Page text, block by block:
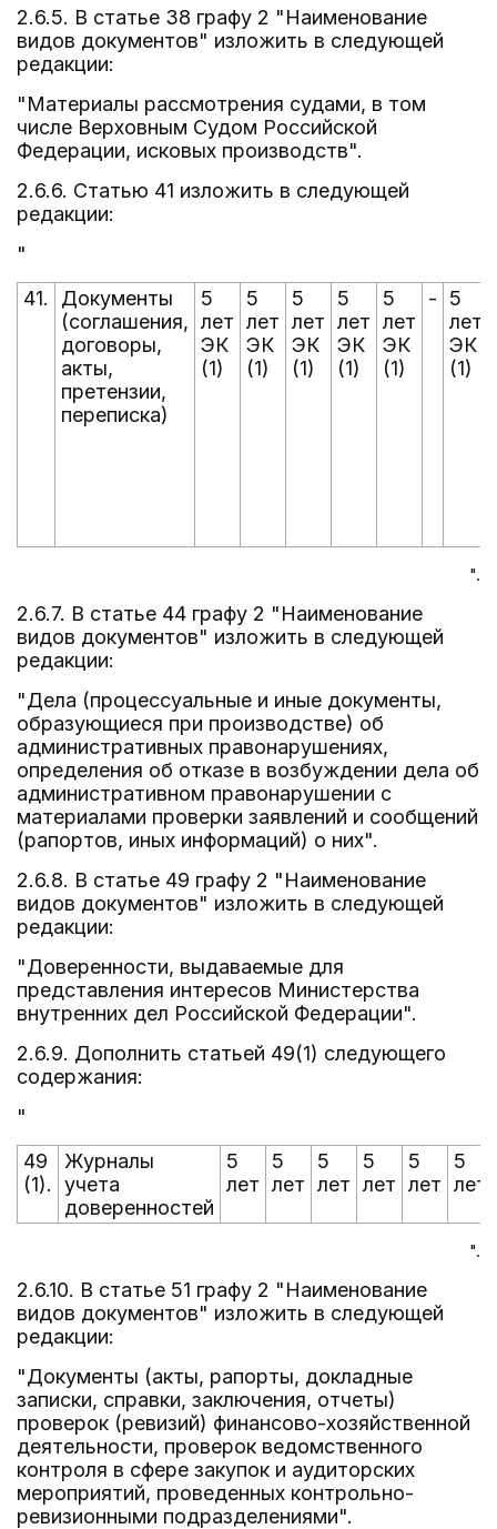
2.6.5. В статье 38 графу 2 "Наименование
видов документов" изложить в следующей
редакции:
"Материалы рассмотрения судами, в том
числе Верховным Судом Российской
Федерации, исковых производств".
2.6.6. Статью 41 изложить в следующей
редакции:
"
41.
Документы
(соглашения,
договоры,
акты,
претензии,
переписка)
5
лет
ЭК
(1)
5
лет
ЭК
(1)
5
лет
ЭК
(1)
5
лет
ЭК
(1)
5
лет
ЭК
(1)
-
5
лет
ЭК
(1)
".
2.6.7. В статье 44 графу 2 "Наименование
видов документов" изложить в следующей
редакции:
"Дела (процессуальные и иные документы,
образующиеся при производстве) об
административных правонарушениях,
определения об отказе в возбуждении дела об
административном правонарушении с
материалами проверки заявлений и сообщений
(рапортов, иных информаций) о них".
2.6.8. В статье 49 графу 2 "Наименование
видов документов" изложить в следующей
редакции:
"Доверенности, выдаваемые для
представления интересов Министерства
внутренних дел Российской Федерации".
2.6.9. Дополнить статьей 49(1) следующего
содержания:
"
49
(1).
Журналы
учета
доверенностей
5
лет
5
лет
5
лет
5
лет
5
лет
5
лет
".
2.6.10. В статье 51 графу 2 "Наименование
видов документов" изложить в следующей
редакции:
"Документы (акты, рапорты, докладные
записки, справки, заключения, отчеты)
проверок (ревизий) финансово-хозяйственной
деятельности, проверок ведомственного
контроля в сфере закупок и аудиторских
мероприятий, проведенных контрольно-
ревизионными подразделениями".